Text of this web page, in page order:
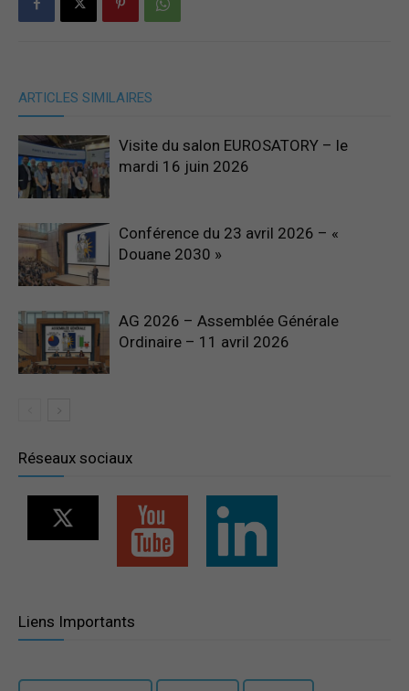
ARTICLES SIMILAIRES
Visite du salon EUROSATORY – le
mardi 16 juin 2026
Conférence du 23 avril 2026 – «
Douane 2030 »
AG 2026 – Assemblée Générale
Ordinaire – 11 avril 2026
Réseaux sociaux
Liens Importants